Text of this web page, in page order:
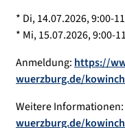
* Di, 14.07.2026, 9:00-
* Mi, 15.07.2026, 9:00-
Anmeldung: https://
wuerzburg.de/
Weitere Informationen:
wuerzburg.de/